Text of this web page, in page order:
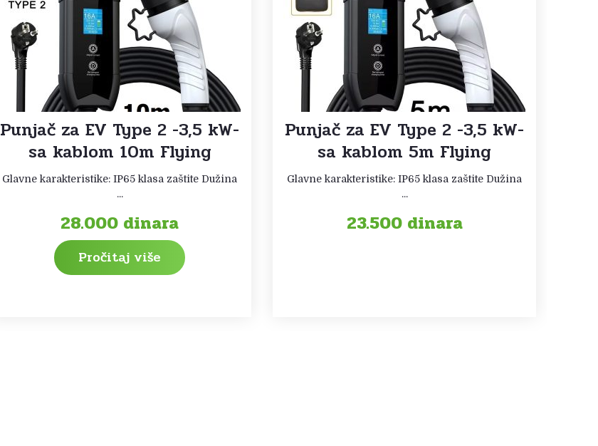
Punjač za EV Type 2 -3,5 kW-
sa kablom 10m Flying
Glavne karakteristike: IP65 klasa zaštite Dužina
...
28.000 dinara
Pročitaj više
Punjač za EV Type 2 -3,5 kW-
sa kablom 5m Flying
Glavne karakteristike: IP65 klasa zaštite Dužina
...
23.500 dinara